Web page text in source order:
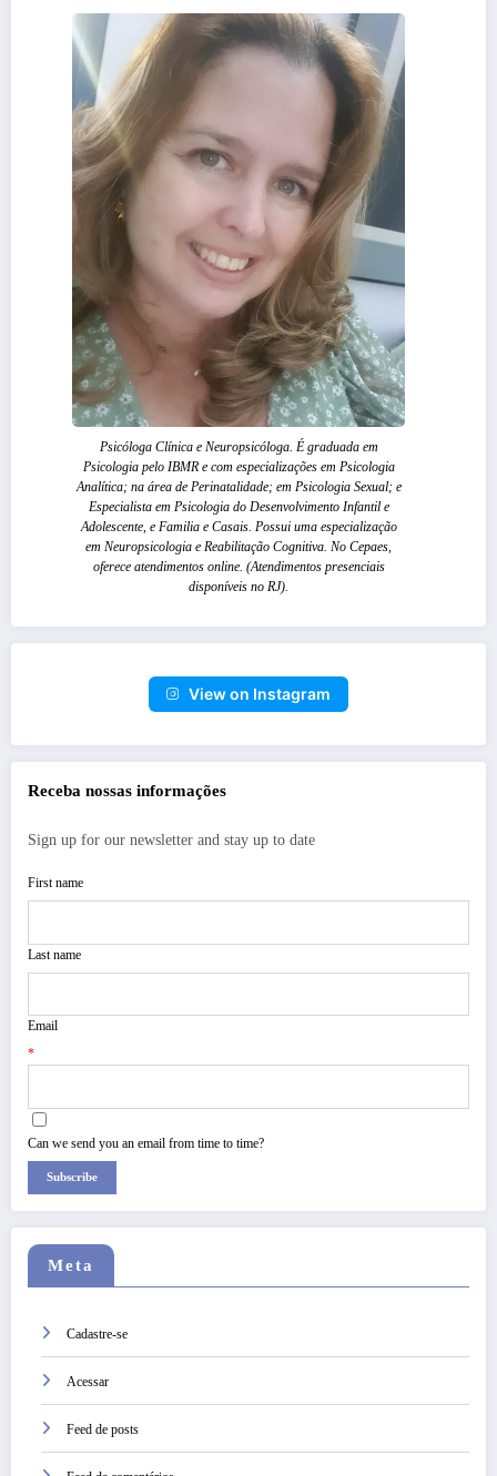
Psicóloga Clínica e Neuropsicóloga. É graduada em
Psicologia pelo IBMR e com especializações em Psicologia
Analítica; na área de Perinatalidade; em Psicologia Sexual; e
Especialista em Psicologia do Desenvolvimento Infantil e
Adolescente, e Familia e Casais. Possui uma especialização
em Neuropsicologia e Reabilitação Cognitiva. No Cepaes,
oferece atendimentos online. (Atendimentos presenciais
disponíveis no RJ).
View on Instagram
Receba nossas informações
Sign up for our newsletter and stay up to date
First name
Last name
Email
*
Can we send you an email from time to time?
Subscribe
Meta
Cadastre-se
Acessar
Feed de posts